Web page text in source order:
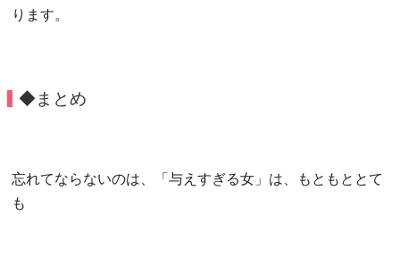
ります。
◆まとめ
忘れてならないのは、「与えすぎる女」は、もともととて
も